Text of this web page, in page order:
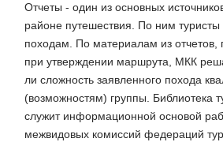
Отчеты - один из основных
районе путешествия. По ним туристы
походам. По материалам из
при утверждении маршрута, МКК
ли сложность заявленного похода
(возможностям) группы. Библиотека
служит информационной основой
межвидовых комиссий федераций